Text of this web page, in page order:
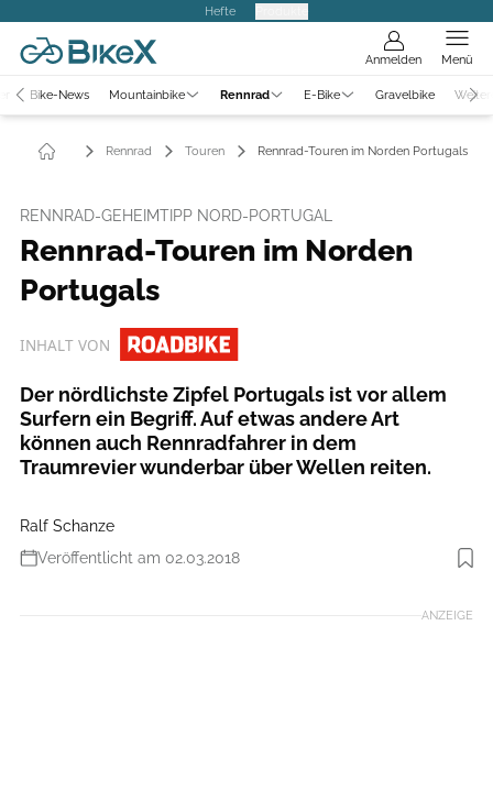
Hefte
Anmelden Menü
Bike-News Mountainbike Rennrad E-Bike Gravelbike
Rennrad Touren Rennrad-Touren im Norden Portugals
RENNRAD-GEHEIMTIPP NORD-PORTUGAL
Rennrad-Touren im Norden
Portugals
INHALT VON
Der nördlichste Zipfel Portugals ist vor allem
Surfern ein Begriff. Auf etwas andere Art
können auch Rennradfahrer in dem
Traumrevier wunderbar über Wellen reiten.
Ralf Schanze
Veröffentlicht am 02.03.2018
Foto: Ralf Schanze
ANZEIGE